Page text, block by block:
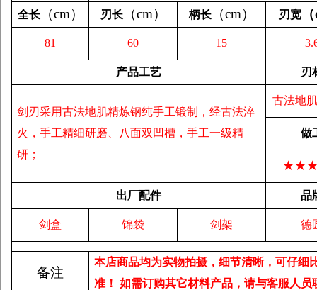
全长（cm） 刃长（cm） 柄长（cm） 刃宽 （
81 60 15
产品工艺 刃
剑刃采用古法地肌精炼钢纯手工锻制，经古法淬
火，手工精细研磨、八面双凹槽，手工一级精
研；
古法地
做
出厂配件 品
剑盒 锦袋 剑架 德
备注
本店商品均为实物拍摄，细节清晰，可仔细
准！ 如需订购其它材料产品，请与客服人员